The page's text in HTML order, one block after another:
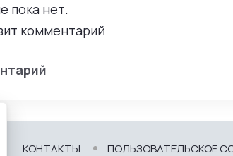
пока нет.
комментарий
КОНТАКТЫ ПОЛЬЗОВАТЕЛЬСКОЕ